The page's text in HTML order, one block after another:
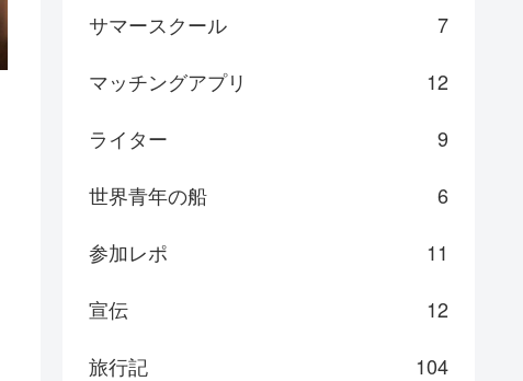
サマースクール
7
マッチングアプリ
12
ライター
9
世界青年の船
6
参加レポ
11
宣伝
12
旅行記
104